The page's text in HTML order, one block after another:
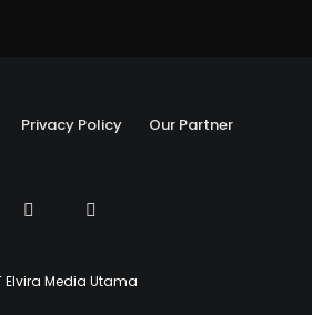
Privacy Policy Our Partner
Elvira Media Utama